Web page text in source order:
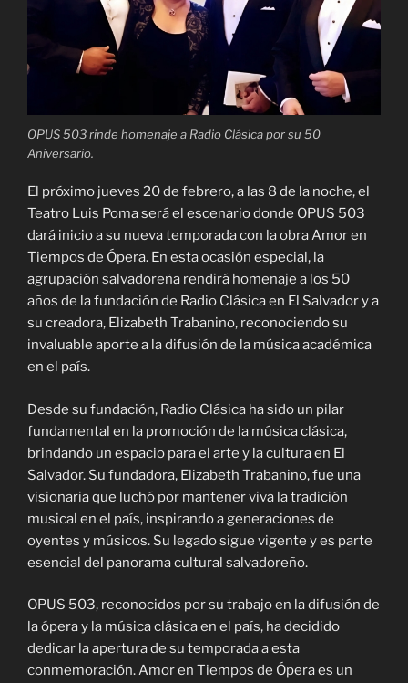
OPUS 503 rinde homenaje a Radio Clásica por su 50
Aniversario.
El próximo jueves 20 de febrero, a las 8 de la noche, el
Teatro Luis Poma será el escenario donde OPUS 503
dará inicio a su nueva temporada con la obra Amor en
Tiempos de Ópera. En esta ocasión especial, la
agrupación salvadoreña rendirá homenaje a los 50
años de la fundación de Radio Clásica en El Salvador y a
su creadora, Elizabeth Trabanino, reconociendo su
invaluable aporte a la difusión de la música académica
en el país.
Desde su fundación, Radio Clásica ha sido un pilar
fundamental en la promoción de la música clásica,
brindando un espacio para el arte y la cultura en El
Salvador. Su fundadora, Elizabeth Trabanino, fue una
visionaria que luchó por mantener viva la tradición
musical en el país, inspirando a generaciones de
oyentes y músicos. Su legado sigue vigente y es parte
esencial del panorama cultural salvadoreño.
OPUS 503, reconocidos por su trabajo en la difusión de
la ópera y la música clásica en el país, ha decidido
dedicar la apertura de su temporada a esta
conmemoración. Amor en Tiempos de Ópera es un